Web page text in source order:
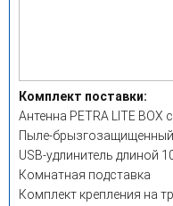
Комплект поставки:
Антенна PETRA LITE BOX
Пыле-
USB-удлинитель длиной
Комнатная подставка
Комплект крепления на